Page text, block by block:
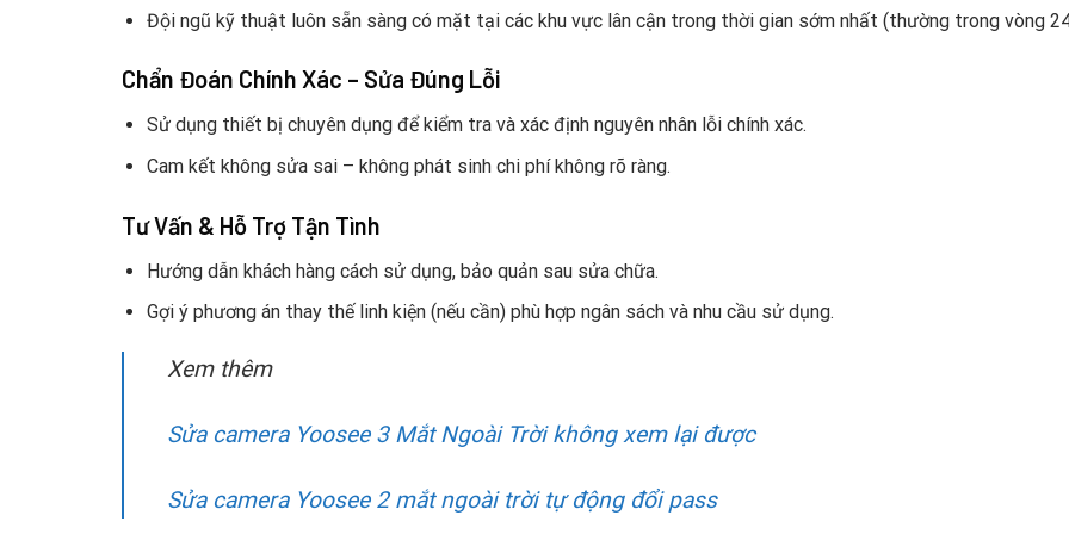
Đội ngũ kỹ thuật luôn sẵn sàng có mặt tại các khu vực lân cận trong thời gian sớm nhất (thường trong vòng
Chẩn Đoán Chính Xác – Sửa Đúng Lỗi
Sử dụng thiết bị chuyên dụng để kiểm tra và xác định nguyên nhân lỗi chính xác.
Cam kết không sửa sai – không phát sinh chi phí không rõ ràng.
Tư Vấn & Hỗ Trợ Tận Tình
Hướng dẫn khách hàng cách sử dụng, bảo quản sau sửa chữa.
Gợi ý phương án thay thế linh kiện (nếu cần) phù hợp ngân sách và nhu cầu sử dụng.
Xem thêm
Sửa camera Yoosee 3 Mắt Ngoài Trời không xem lại được
Sửa camera Yoosee 2 mắt ngoài trời tự động đổi pass